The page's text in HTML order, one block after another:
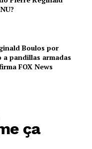
Boulos por
pandillas armadas
FOX News
ça